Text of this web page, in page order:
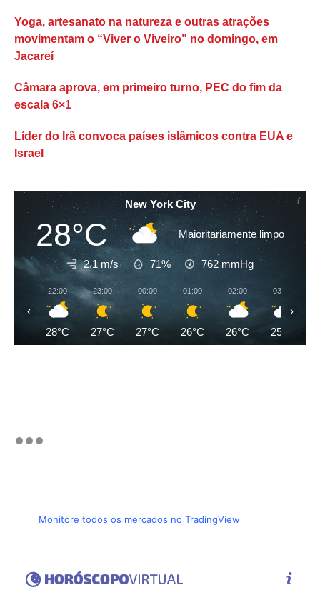
Yoga, artesanato na natureza e outras atrações
movimentam o “Viver o Viveiro” no domingo, em
Jacareí
Câmara aprova, em primeiro turno, PEC do fim da
escala 6×1
Líder do Irã convoca países islâmicos contra EUA e
Israel
New York City
28°C Maioritariamente limpo
2.1 m/s 71% 762 mmHg
22:00
28°C
23:00
27°C
00:00
27°C
01:00
26°C
02:00
26°C
03:00
25°C
‹ ›
Monitore todos os mercados no TradingView